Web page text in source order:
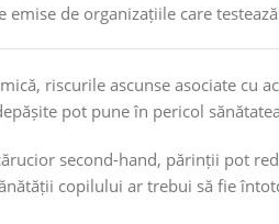
de organizațiile care
riscurile ascunse asociate cu
pot pune în pericol
second-hand, părinții pot
copilului ar trebui să fie